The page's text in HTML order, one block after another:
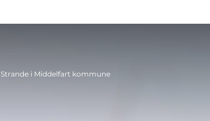
Strande i Middelfart kommune